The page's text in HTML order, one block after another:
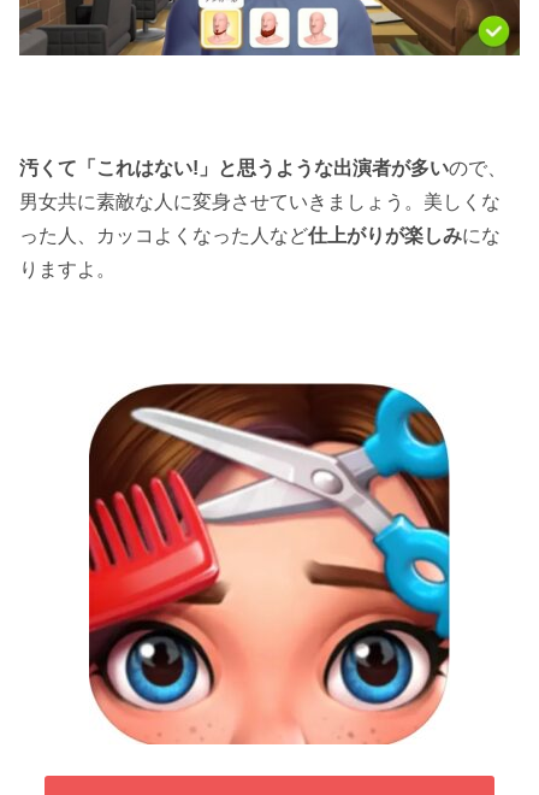
汚くて「これはない!」と思うような出演者が多いので、
男女共に素敵な人に変身させていきましょう。美しくな
った人、カッコよくなった人など仕上がりが楽しみにな
りますよ。